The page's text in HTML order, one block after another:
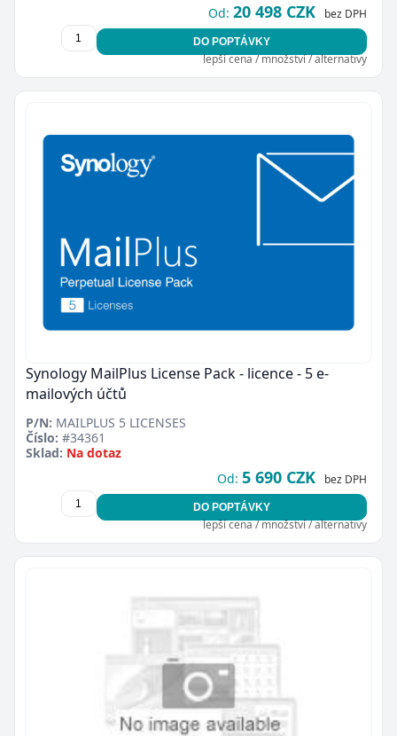
Od: 20 498 CZK bez DPH
DO POPTÁVKY
lepší cena / množství / alternativy
Synology MailPlus License Pack - licence - 5 e-
mailových účtů
P/N: MAILPLUS 5 LICENSES
Číslo: #34361
Sklad: Na dotaz
Od: 5 690 CZK bez DPH
DO POPTÁVKY
lepší cena / množství / alternativy